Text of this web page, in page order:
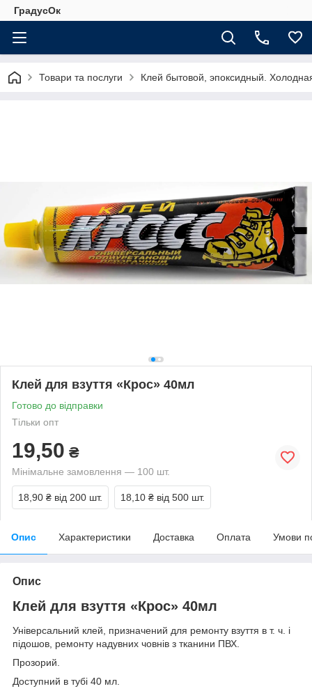
ГрадусОк
Товари та послуги Клей бытовой, эпоксидный.
Клей для взуття «Крос» 40мл
Готово до відправки
Тільки опт
19,50 ₴
Мінімальне замовлення — 100 шт.
18,90 ₴ від 200 шт. 18,10 ₴ від 500 шт.
Опис Характеристики Доставка Оплата Умови
Опис
Клей для взуття «Крос» 40мл
Універсальний клей, призначений для ремонту взуття в т. ч. і
підошов, ремонту надувних човнів з тканини ПВХ.
Прозорий.
Доступний в тубі 40 мл.